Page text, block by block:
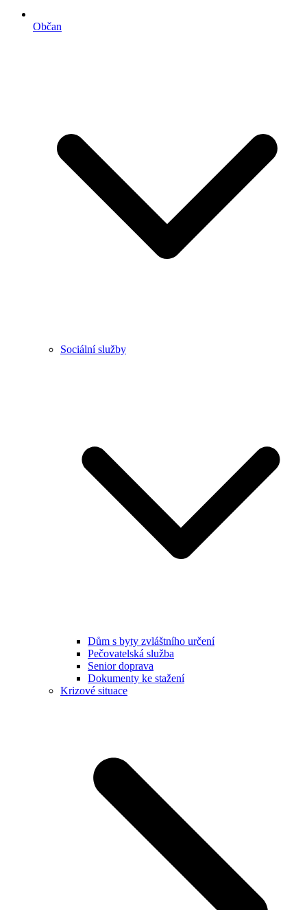
Občan
Sociální služby
Dům s byty zvláštního určení
Pečovatelská služba
Senior doprava
Dokumenty ke stažení
Krizové situace